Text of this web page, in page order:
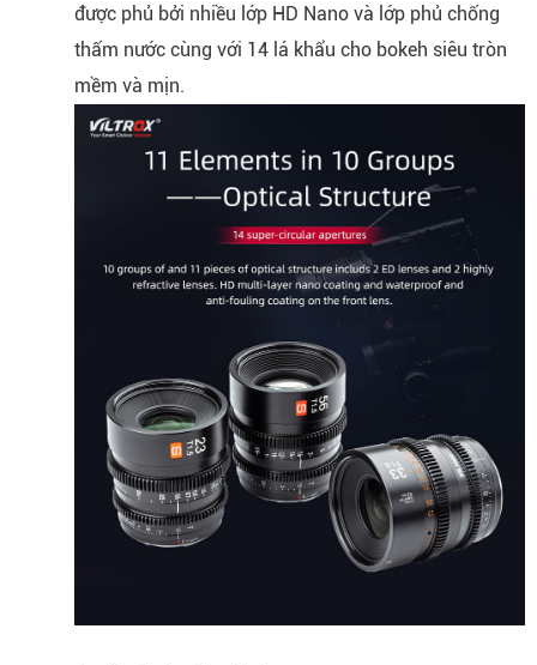
được phủ bởi nhiều lớp HD Nano và lớp phủ chống
thấm nước cùng với 14 lá khẩu cho bokeh siêu tròn
mềm và mịn.